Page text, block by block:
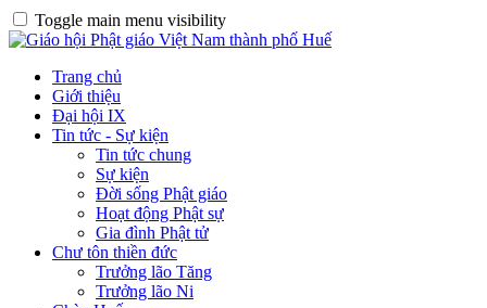
Toggle main menu visibility
Trang chủ
Giới thiệu
Đại hội IX
Tin tức - Sự kiện
Tin tức chung
Sự kiện
Đời sống Phật giáo
Hoạt động Phật sự
Gia đình Phật tử
Chư tôn thiền đức
Trưởng lão Tăng
Trưởng lão Ni